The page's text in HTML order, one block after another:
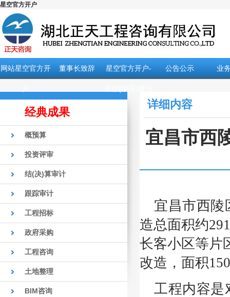
星空官方开户
网站星空官方开 董事长致辞 星空官方开户- 公告公示 业
经典成果
概预算
投资评审
结(决)算审计
跟踪审计
工程招标
政府采购
工程咨询
土地整理
BIM咨询
详细内容
宜昌市西
宜昌市西陵
造总面积约
长客小区等片
改造，面积
工程内容是